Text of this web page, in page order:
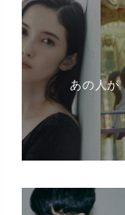
あの人が